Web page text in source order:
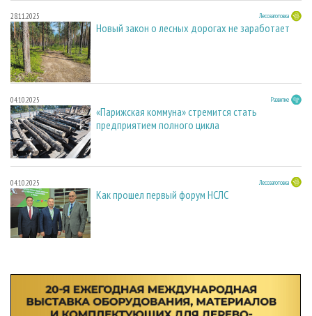
28.11.2025 Лесозаготовка
Новый закон о лесных дорогах не заработает
04.10.2025 Развитие
«Парижская коммуна» стремится стать
предприятием полного цикла
04.10.2025 Лесозаготовка
Как прошел первый форум НСЛС